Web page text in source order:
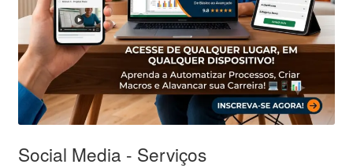
Social Media - Serviços